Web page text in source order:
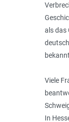
als das
Viele
In